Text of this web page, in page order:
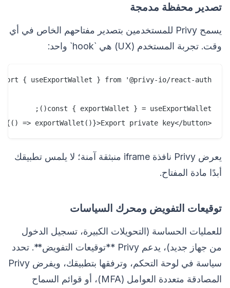
تصدير محفظة مدمجة
يسمح Privy للمستخدمين بتصدير مفتاحهم الخاص في أي
وقت. تجربة المستخدم (UX) هي `hook` واحد:
<button onClick={() => exportWallet()}>Export private key</button>;
يعرض Privy نافذة iframe منبثقة آمنة؛ لا يلمس تطبيقك
أبدًا مادة المفتاح.
توقيعات التفويض ومحرك السياسات
للعمليات الحساسة (التحويلات الكبيرة، تسجيل الدخول
من جهاز جديد)، يدعم Privy **توقيعات التفويض**. تحدد
سياسة في لوحة التحكم، وترفقها بتطبيقك، ويفرض Privy
المصادقة متعددة العوامل (MFA)، أو قوائم السماح